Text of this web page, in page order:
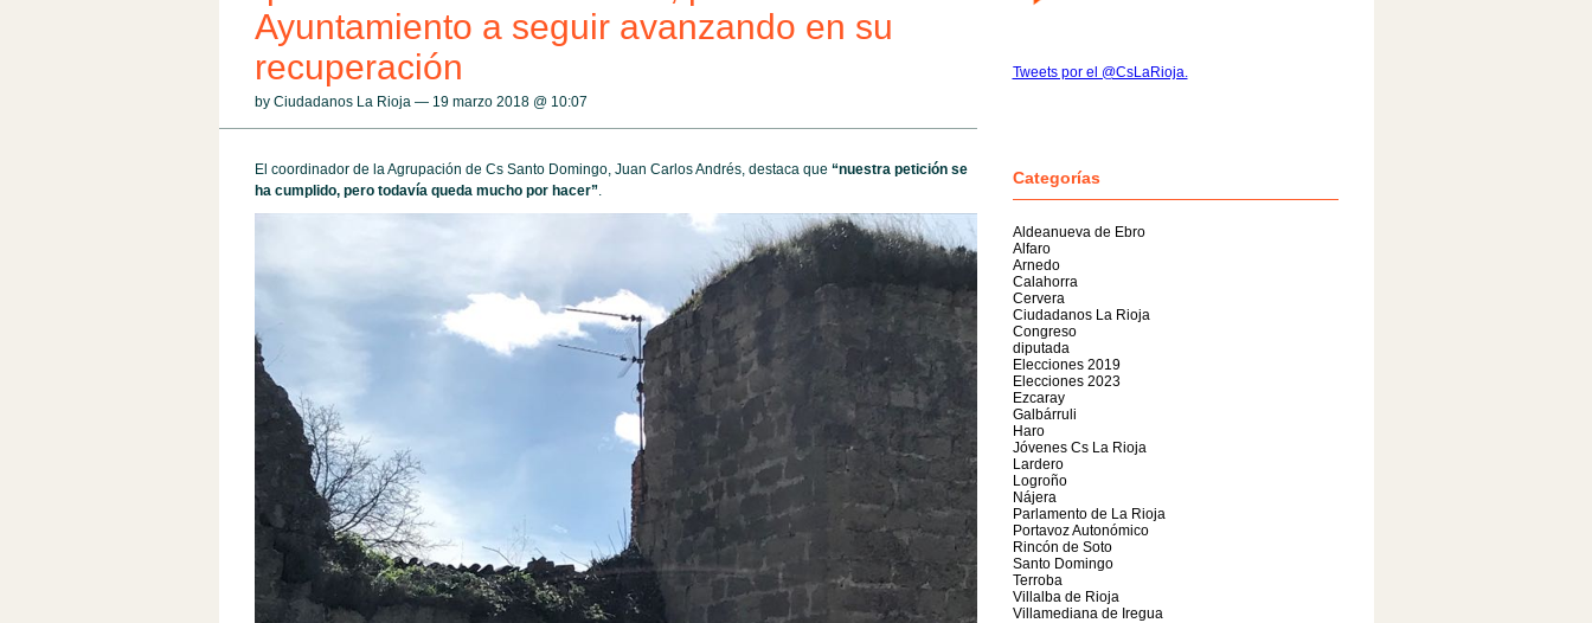
Ayuntamiento a seguir avanzando en su
recuperación
by Ciudadanos La Rioja — 19 marzo 2018 @ 10:07
El coordinador de la Agrupación de Cs Santo Domingo, Juan Carlos Andrés, destaca que “nuestra petición se
ha cumplido, pero todavía queda mucho por hacer”.
Tweets por el @CsLaRioja.
Categorías
Aldeanueva de Ebro
Alfaro
Arnedo
Calahorra
Cervera
Ciudadanos La Rioja
Congreso
diputada
Elecciones 2019
Elecciones 2023
Ezcaray
Galbárruli
Haro
Jóvenes Cs La Rioja
Lardero
Logroño
Nájera
Parlamento de La Rioja
Portavoz Autonómico
Rincón de Soto
Santo Domingo
Terroba
Villalba de Rioja
Villamediana de Iregua